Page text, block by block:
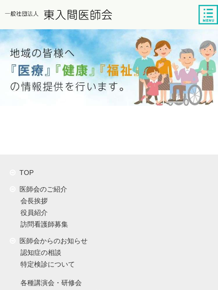
TOP
医師会のご紹介
会長挨拶
役員紹介
訪問看護師募集
医師会からのお知らせ
認知症の相談
特定検診について
各種講演会・研修会